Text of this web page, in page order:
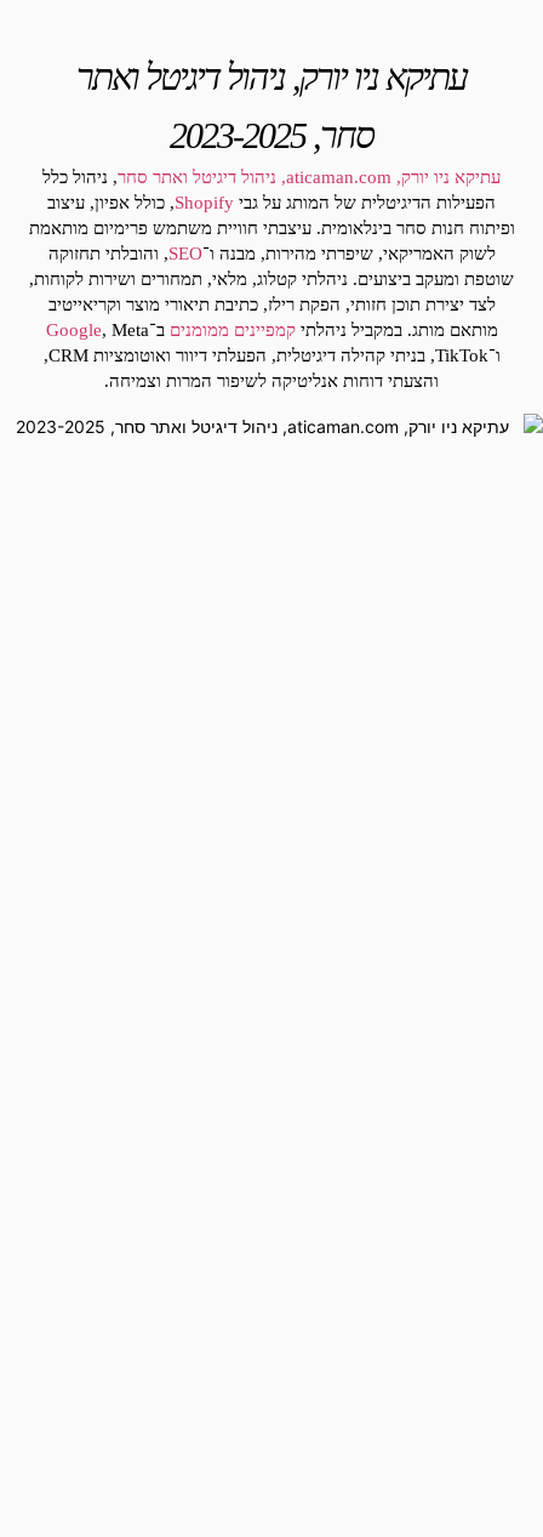
עתיקא ניו יורק, ניהול דיגיטל ואתר
סחר, 2023-2025
עתיקא ניו יורק, aticaman.com, ניהול דיגיטל ואתר סחר
, ניהול כלל
הפעילות הדיגיטלית של המותג על גבי Shopify, כולל אפיון, עיצוב
ופיתוח חנות סחר בינלאומית. עיצבתי חוויית משתמש פרימיום מותאמת
לשוק האמריקאי, שיפרתי מהירות, מבנה ו־SEO, והובלתי תחזוקה
שוטפת ומעקב ביצועים. ניהלתי קטלוג, מלאי, תמחורים ושירות לקוחות,
לצד יצירת תוכן חזותי, הפקת רילז, כתיבת תיאורי מוצר וקריאייטיב
מותאם מותג. במקביל ניהלתיקמפיינים ממומנים ב־ Google, Meta
ו־TikTok, בניתי קהילה דיגיטלית, הפעלתי דיוור ואוטומציות CRM,
והצעתי דוחות אנליטיקה לשיפור המרות וצמיחה.